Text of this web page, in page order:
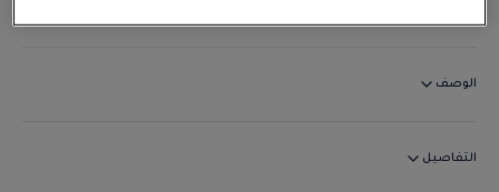
الوصف
التفاصيل